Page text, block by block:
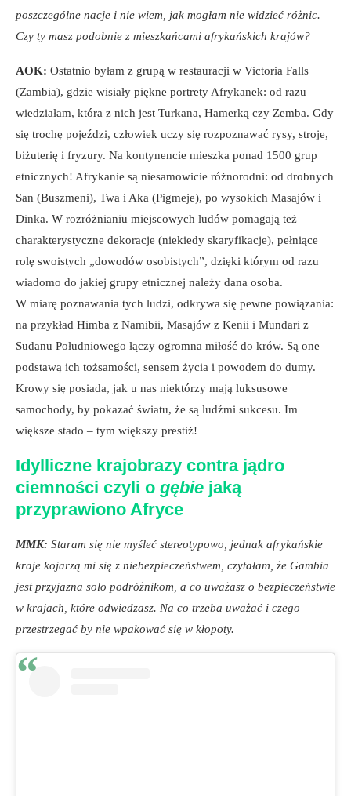
poszczególne nacje i nie wiem, jak mogłam nie widzieć różnic.
Czy ty masz podobnie z mieszkańcami afrykańskich krajów?
AOK: Ostatnio byłam z grupą w restauracji w Victoria Falls
(Zambia), gdzie wisiały piękne portrety Afrykanek: od razu
wiedziałam, która z nich jest Turkana, Hamerką czy Zemba. Gdy
się trochę pojeździ, człowiek uczy się rozpoznawać rysy, stroje,
biżuterię i fryzury. Na kontynencie mieszka ponad 1500 grup
etnicznych! Afrykanie są niesamowicie różnorodni: od drobnych
San (Buszmeni), Twa i Aka (Pigmeje), po wysokich Masajów i
Dinka. W rozróżnianiu miejscowych ludów pomagają też
charakterystyczne dekoracje (niekiedy skaryfikacje), pełniące
rolę swoistych „dowodów osobistych”, dzięki którym od razu
wiadomo do jakiej grupy etnicznej należy dana osoba.
W miarę poznawania tych ludzi, odkrywa się pewne powiązania:
na przykład Himba z Namibii, Masajów z Kenii i Mundari z
Sudanu Południowego łączy ogromna miłość do krów. Są one
podstawą ich tożsamości, sensem życia i powodem do dumy.
Krowy się posiada, jak u nas niektórzy mają luksusowe
samochody, by pokazać światu, że są ludźmi sukcesu. Im
większe stado – tym większy prestiż!
Idylliczne krajobrazy contra jądro
ciemności czyli o gębie jaką
przyprawiono Afryce
MMK: Staram się nie myśleć stereotypowo, jednak afrykańskie
kraje kojarzą mi się z niebezpieczeństwem, czytałam, że Gambia
jest przyjazna solo podróżnikom, a co uważasz o bezpieczeństwie
w krajach, które odwiedzasz. Na co trzeba uważać i czego
przestrzegać by nie wpakować się w kłopoty.